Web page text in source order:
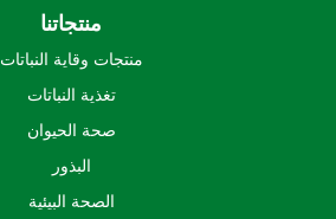
منتجاتنا
منتجات وقاية النباتات
تغذية النباتات
صحة الحيوان
البذور
الصحة البيئية